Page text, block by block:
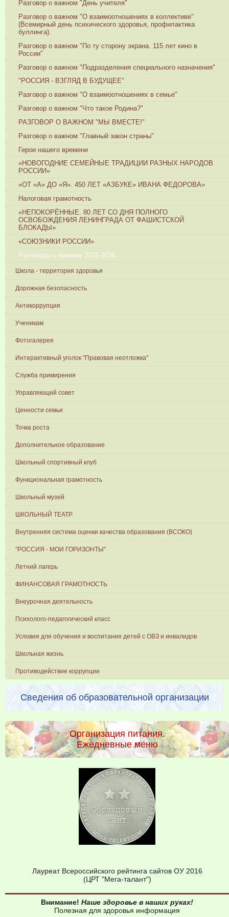
Разговор о важном "День учителя"
Разговор о важном "О взаимоотношениях в коллективе"
(Всемирный день психического здоровья, профилактика
буллинга).
Разговор о важном "По ту сторону экрана. 115 лет кино в
России"
Разговор о важном "Подразделения специального назначения"
"РОССИЯ - ВЗГЛЯД В БУДУЩЕЕ"
Разговор о важном "О взаимоотношениях в семье"
Разговор о важном "Что такое Родина?"
РАЗГОВОР О ВАЖНОМ "МЫ ВМЕСТЕ!"
Разговор о важном "Главный закон страны"
Герои нашего времени
«НОВОГОДНИЕ СЕМЕЙНЫЕ ТРАДИЦИИ РАЗНЫХ НАРОДОВ
РОССИИ»
«ОТ «А» ДО «Я». 450 ЛЕТ «АЗБУКЕ» ИВАНА ФЕДОРОВА»
Налоговая грамотность
«НЕПОКОРЁННЫЕ. 80 ЛЕТ СО ДНЯ ПОЛНОГО
ОСВОБОЖДЕНИЯ ЛЕНИНГРАДА ОТ ФАШИСТСКОЙ
БЛОКАДЫ»
«СОЮЗНИКИ РОССИИ»
Разговоры о важном 2025-2026
Школа - территория здоровья
Дорожная безопасность
Антикоррупция
Ученикам
Фотогалерея
Интерактивный уголок "Правовая неотложка"
Служба примирения
Управляющий совет
Ценности семьи
Точка роста
Дополнительное образование
Школьный спортивный клуб
Функциональная грамотность
Школьный музей
ШКОЛЬНЫЙ ТЕАТР
Внутренняя система оценки качества образования (ВСОКО)
"РОССИЯ - МОИ ГОРИЗОНТЫ"
Летний лагерь
ФИНАНСОВАЯ ГРАМОТНОСТЬ
Внеурочная деятельность
Психолого-педагогический класс
Условия для обучения и воспитания детей с ОВЗ и инвалидов
Школьная жизнь
Противодействие коррупции
Сведения об образовательной организации
Организация питания.
Ежедневные меню
Лауреат Всероссийского рейтинга сайтов ОУ 2016
(ЦРТ "Мега-талант")
Внимание! Наше здоровье в наших руках!
Полезная для здоровья информация